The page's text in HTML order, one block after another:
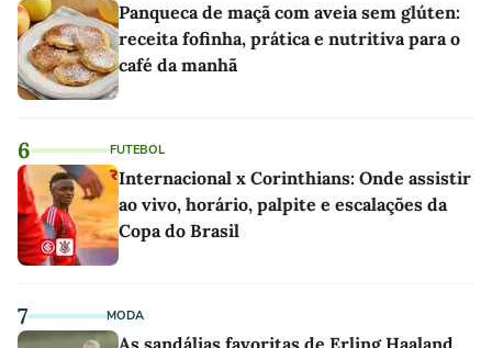
Panqueca de maçã com aveia sem glúten:
receita fofinha, prática e nutritiva para o
café da manhã
6 FUTEBOL
Internacional x Corinthians: Onde assistir
ao vivo, horário, palpite e escalações da
Copa do Brasil
7 MODA